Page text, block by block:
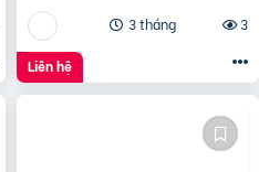
3 tháng
3
Liên hệ